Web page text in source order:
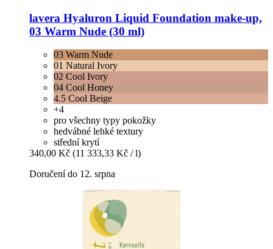
lavera Hyaluron Liquid Foundation make-​up,
03 Warm Nude (30 ml)
03 Warm Nude
01 Natural Ivory
02 Cool Ivory
04 Cool Honey
4.5 Cool Beige
+4
pro všechny typy pokožky
hedvábné lehké textury
střední krytí
340,00 Kč (11 333,33 Kč / l)
Doručení do 12. srpna